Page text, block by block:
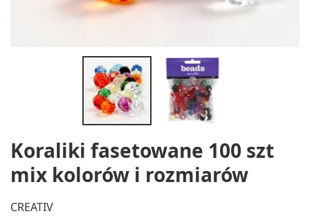
Koraliki fasetowane 100 szt
mix kolorów i rozmiarów
CREATIV